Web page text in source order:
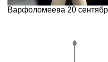
Варфоломеева 20